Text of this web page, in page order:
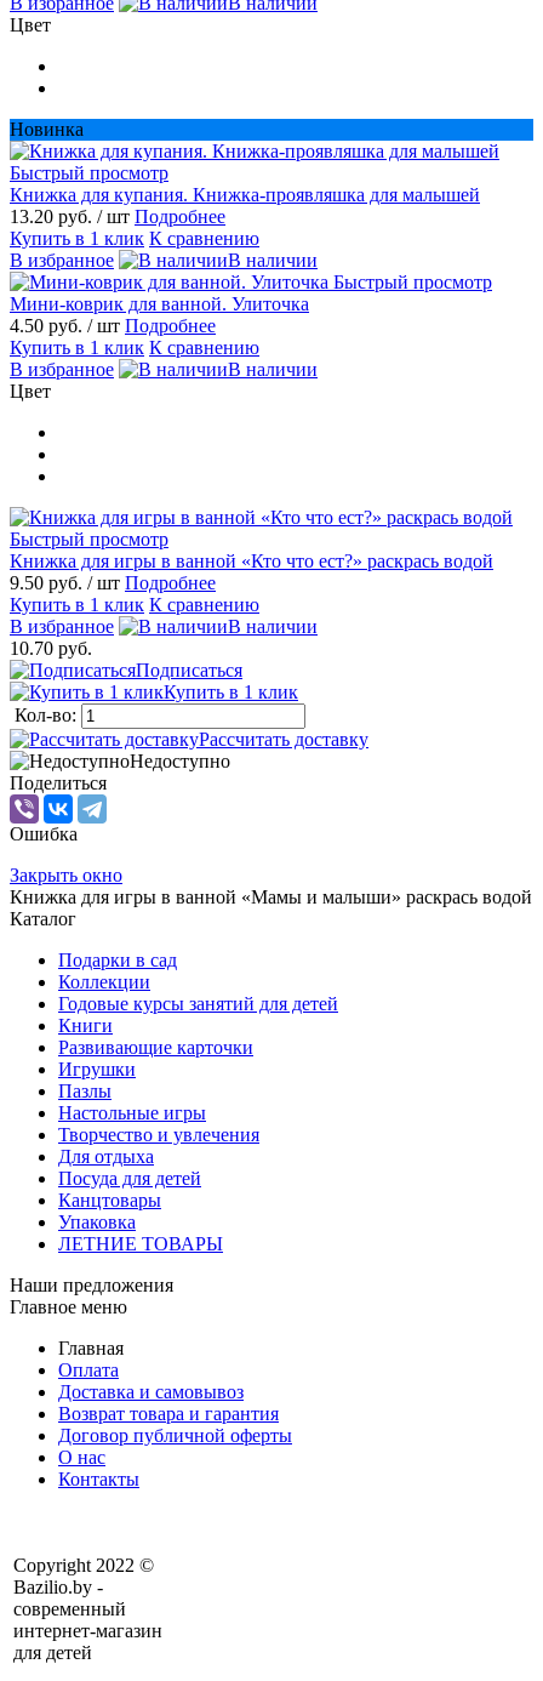
Цвет
Новинка
Быстрый просмотр
Книжка для купания. Книжка-проявляшка для малышей
13.20 руб. / шт Подробнее
Купить в 1 клик К сравнению
В избранное
В наличии
Быстрый просмотр
Мини-коврик для ванной. Улиточка
4.50 руб. / шт Подробнее
Купить в 1 клик К сравнению
В избранное
В наличии
Цвет
Быстрый просмотр
Книжка для игры в ванной «Кто что ест?» раскрась водой
9.50 руб. / шт Подробнее
Купить в 1 клик К сравнению
В избранное
В наличии
10.70 руб.
Подписаться
Купить в 1 клик
Кол-во:
Рассчитать доставку
Недоступно
Поделиться
Ошибка
Закрыть окно
Книжка для игры в ванной «Мамы и малыши» раскрась водой
Каталог
Подарки в сад
Коллекции
Годовые курсы занятий для детей
Книги
Развивающие карточки
Игрушки
Пазлы
Настольные игры
Творчество и увлечения
Для отдыха
Посуда для детей
Канцтовары
Упаковка
ЛЕТНИЕ ТОВАРЫ
Наши предложения
Главное меню
Главная
Оплата
Доставка и самовывоз
Возврат товара и гарантия
Договор публичной оферты
О нас
Контакты
Copyright 2022 ©
Bazilio.by -
современный
интернет-магазин
для детей